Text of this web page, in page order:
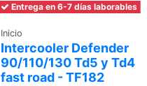
Entrega en 6-7 días laborables
Inicio
Intercooler Defender
90/110/130 Td5 y Td4
fast road - TF182